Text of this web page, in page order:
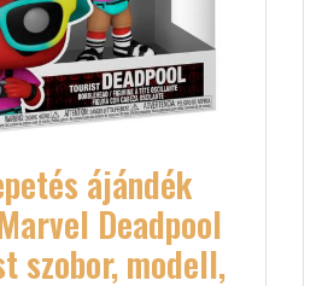
ájándék
Deadpool
szobor, modell,